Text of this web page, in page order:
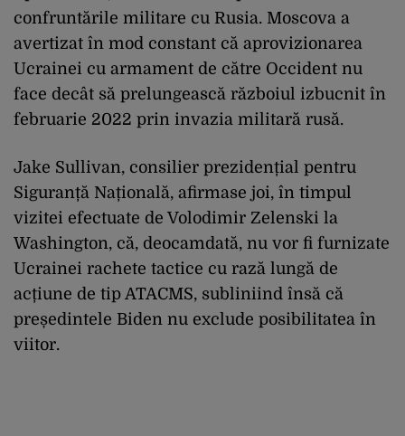
confruntările militare cu Rusia. Moscova a
avertizat în mod constant că aprovizionarea
Ucrainei cu armament de către Occident nu
face decât să prelungească războiul izbucnit în
februarie 2022 prin invazia militară rusă.
Jake Sullivan, consilier prezidențial pentru
Siguranță Națională, afirmase joi, în timpul
vizitei efectuate de Volodimir Zelenski la
Washington, că, deocamdată, nu vor fi furnizate
Ucrainei rachete tactice cu rază lungă de
acțiune de tip ATACMS, subliniind însă că
președintele Biden nu exclude posibilitatea în
viitor.